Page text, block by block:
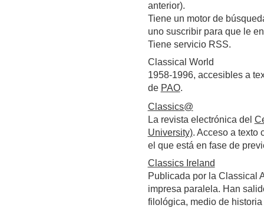
anterior).
Tiene un motor de
uno suscribir para que le
Tiene servicio RSS.
Classical World
1958-1996, accesibles a
de PAO.
Classics@
La revista electrónica del
University). Acceso a texto
el que está en fase de
Classics Ireland
Publicada por la Classical
impresa paralela. Han
filológica, medio de